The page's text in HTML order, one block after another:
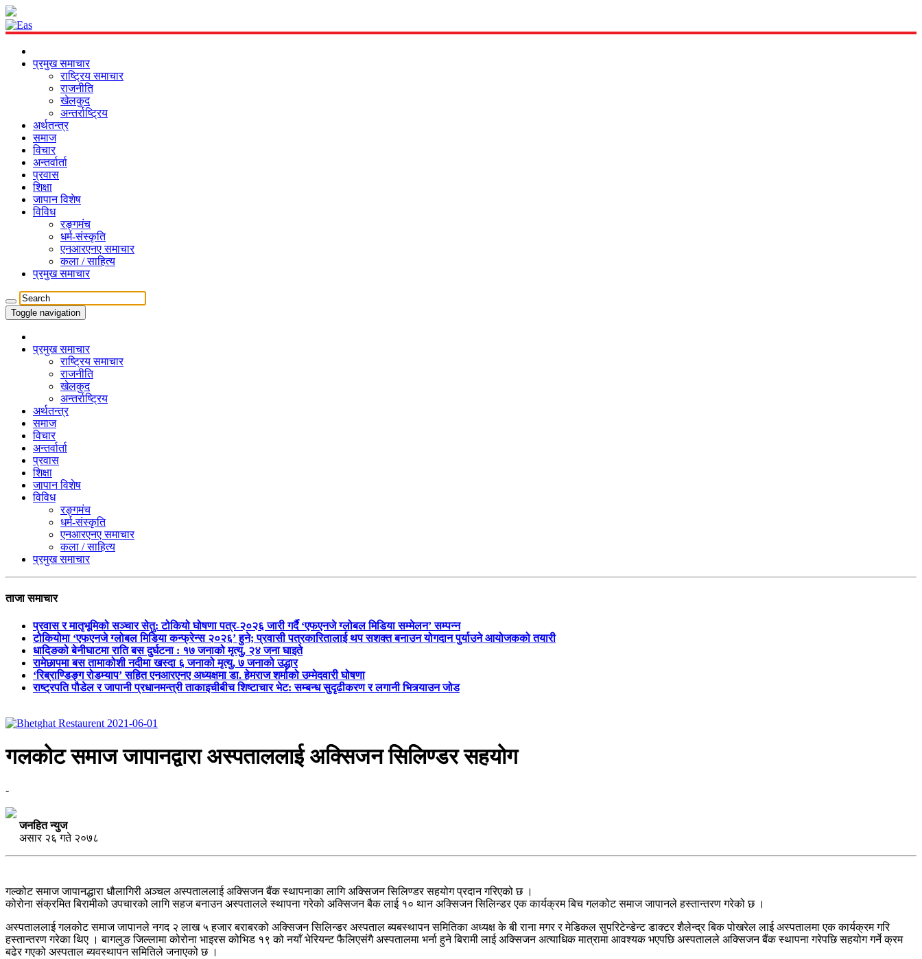
प्रमुख समाचार
राष्ट्रिय समाचार
राजनीति
खेलकुद
अन्तर्राष्ट्रिय
अर्थतन्त्र
समाज
विचार
अन्तर्वार्ता
प्रवास
शिक्षा
जापान विशेष
विविध
रङ्गमंच
धर्म-संस्कृति
एनआरएनए समाचार
कला / साहित्य
प्रमुख समाचार
Toggle navigation
प्रमुख समाचार
राष्ट्रिय समाचार
राजनीति
खेलकुद
अन्तर्राष्ट्रिय
अर्थतन्त्र
समाज
विचार
अन्तर्वार्ता
प्रवास
शिक्षा
जापान विशेष
विविध
रङ्गमंच
धर्म-संस्कृति
एनआरएनए समाचार
कला / साहित्य
प्रमुख समाचार
ताजा समाचार
प्रवास र मातृभूमिको सञ्चार सेतु: टोकियो घोषणा पत्र-२०२६ जारी गर्दै ‘एफएनजे ग्लोबल मिडिया सम्मेलन’ सम्पन्न
टोकियोमा ‘एफएनजे ग्लोबल मिडिया कन्फ्रेन्स २०२६’ हुने; प्रवासी पत्रकारितालाई थप सशक्त बनाउन योगदान पुर्याउने आयोजकको तयारी
धादिङको बेनीघाटमा राति बस दुर्घटना : १७ जनाको मृत्यु, २४ जना घाइते
रामेछापमा बस तामाकोशी नदीमा खस्दा ६ जनाको मृत्यु, ७ जनाको उद्धार
‘रिब्राण्डिङ्ग रोडम्याप’ सहित एनआरएनए अध्यक्षमा डा. हेमराज शर्माको उम्मेदवारी घोषणा
राष्ट्रपति पौडेल र जापानी प्रधानमन्त्री ताकाइचीबीच शिष्टाचार भेट: सम्बन्ध सुदृढीकरण र लगानी भित्र्याउन जोड
गलकोट समाज जापानद्वारा अस्पताललाई अक्सिजन सिलिण्डर सहयोग
-
जनहित न्युज
असार २६ गते २०७८
गल्कोट समाज जापानद्धारा धौलागिरी अञ्चल अस्पताललाई अक्सिजन बैंक स्थापनाका लागि अक्सिजन सिलिण्डर सहयोग प्रदान गरिएको छ ।
कोरोना संक्रमित बिरामीको उपचारको लागि सहज बनाउन अस्पतालले स्थापना गरेको अक्सिजन बैक लाई १० थान अक्सिजन सिलिन्डर एक कार्यक्रम बिच गलकोट समाज जापानले हस्तान्तरण गरेको छ ।
अस्पताललाई गलकोट समाज जापानले नगद २ लाख ५ हजार बराबरको अक्सिजन सिलिन्डर अस्पताल ब्यबस्थापन समितिका अध्यक्ष के बी राना मगर र मेडिकल सुपरिटेन्डेन्ट डाक्टर शैलेन्द्र बिक पोखरेल लाई अस्पतालमा एक कार्यक्रम गरि
हस्तान्तरण गरेका थिए । बागलुङ जिल्लामा कोरोना भाइरस कोभिड १९ को नयाँ भेरियन्ट फैलिएसंगै अस्पतालमा भर्ना हुने बिरामी लाई अक्सिजन अत्याधिक मात्रामा आवश्यक भएपछि अस्पतालले अक्सिजन बैंक स्थापना गरेपछि सहयोग गर्ने क्रम
बढेर गएको अस्पताल ब्यवस्थापन समितिले जनाएको छ ।